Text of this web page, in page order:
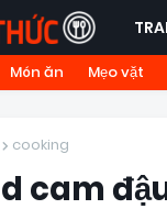
Món ăn Mẹo vặt
cooking
cam